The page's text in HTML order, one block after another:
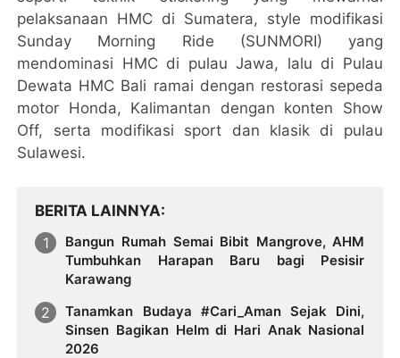
pelaksanaan HMC di Sumatera, style modifikasi
Sunday Morning Ride (SUNMORI) yang
mendominasi HMC di pulau Jawa, lalu di Pulau
Dewata HMC Bali ramai dengan restorasi sepeda
motor Honda, Kalimantan dengan konten Show
Off, serta modifikasi sport dan klasik di pulau
Sulawesi.
BERITA LAINNYA
Bangun Rumah Semai Bibit Mangrove, AHM
Tumbuhkan Harapan Baru bagi Pesisir
Karawang
Tanamkan Budaya #Cari_Aman Sejak Dini,
Sinsen Bagikan Helm di Hari Anak Nasional
2026